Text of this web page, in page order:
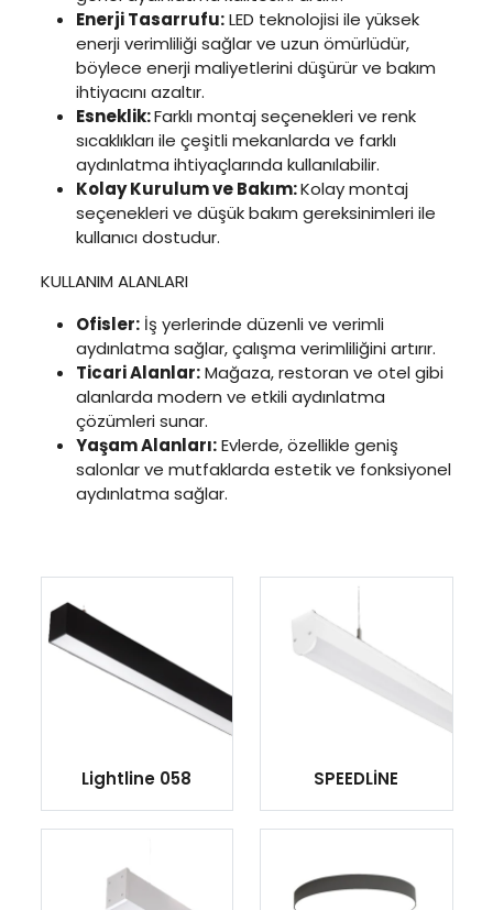
Enerji Tasarrufu:LED teknolojisi ile yüksek
enerji verimliliği sağlar ve uzun ömürlüdür,
böylece enerji maliyetlerini düşürür ve bakım
ihtiyacını azaltır.
Esneklik:Farklı montaj seçenekleri ve renk
sıcaklıkları ile çeşitli mekanlarda ve farklı
aydınlatma ihtiyaçlarında kullanılabilir.
Kolay Kurulum ve Bakım:Kolay montaj
seçenekleri ve düşük bakım gereksinimleri ile
kullanıcı dostudur.
KULLANIM ALANLARI
Ofisler:İş yerlerinde düzenli ve verimli
aydınlatma sağlar, çalışma verimliliğini artırır.
Ticari Alanlar:Mağaza, restoran ve otel gibi
alanlarda modern ve etkili aydınlatma
çözümleri sunar.
Yaşam Alanları:Evlerde, özellikle geniş
salonlar ve mutfaklarda estetik ve fonksiyonel
aydınlatma sağlar.
Lightline 058 SPEEDLİNE